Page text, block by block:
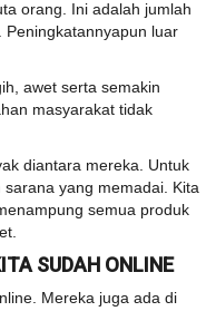
orang. Ini adalah jumlah
Peningkatannyapun luar
awet serta semakin
masyarakat tidak
diantara mereka. Untuk
yang memadai. Kita
semua produk
SUDAH ONLINE
Mereka juga ada di